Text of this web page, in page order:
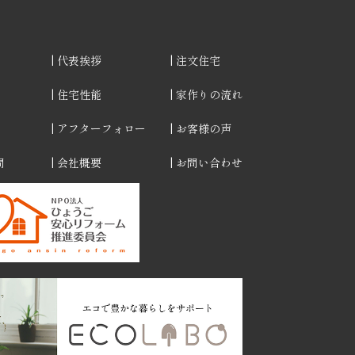
代表挨拶 注文住宅
住宅性能 家作りの流れ
アフターフォロー お客様の声
会社概要 お問い合わせ